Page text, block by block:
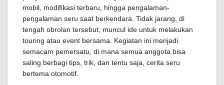
mobil, modifikasi terbaru, hingga pengalaman-
pengalaman seru saat berkendara. Tidak jarang, di
tengah obrolan tersebut, muncul ide untuk melakukan
touring atau event bersama. Kegiatan ini menjadi
semacam pemersatu, di mana semua anggota bisa
saling berbagi tips, trik, dan tentu saja, cerita seru
bertema otomotif.